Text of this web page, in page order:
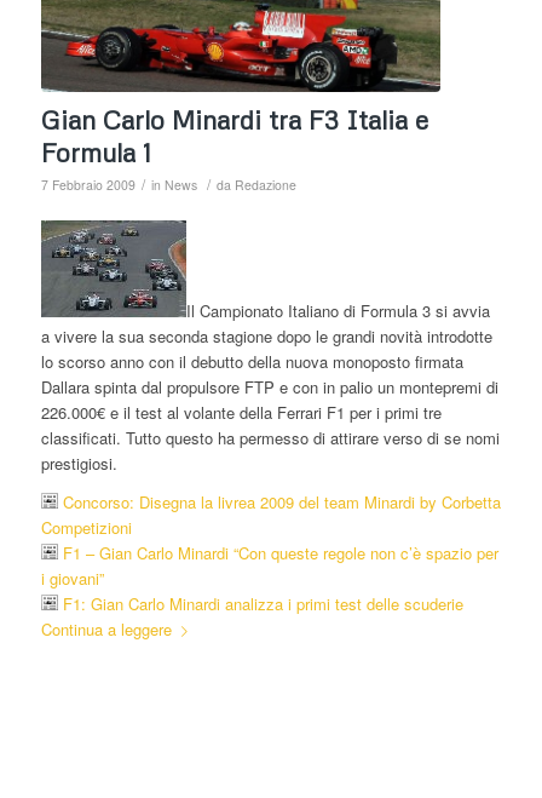
Gian Carlo Minardi tra F3 Italia e
Formula 1
7 Febbraio 2009 / in News / da Redazione
Il Campionato Italiano di Formula 3 si avvia
a vivere la sua seconda stagione dopo le grandi novità introdotte
lo scorso anno con il debutto della nuova monoposto firmata
Dallara spinta dal propulsore FTP e con in palio un montepremi di
226.000€ e il test al volante della Ferrari F1 per i primi tre
classificati. Tutto questo ha permesso di attirare verso di se nomi
prestigiosi.
Concorso: Disegna la livrea 2009 del team Minardi by Corbetta
Competizioni
F1 – Gian Carlo Minardi “Con queste regole non c’è spazio per
i giovani”
F1: Gian Carlo Minardi analizza i primi test delle scuderie
Continua a leggere